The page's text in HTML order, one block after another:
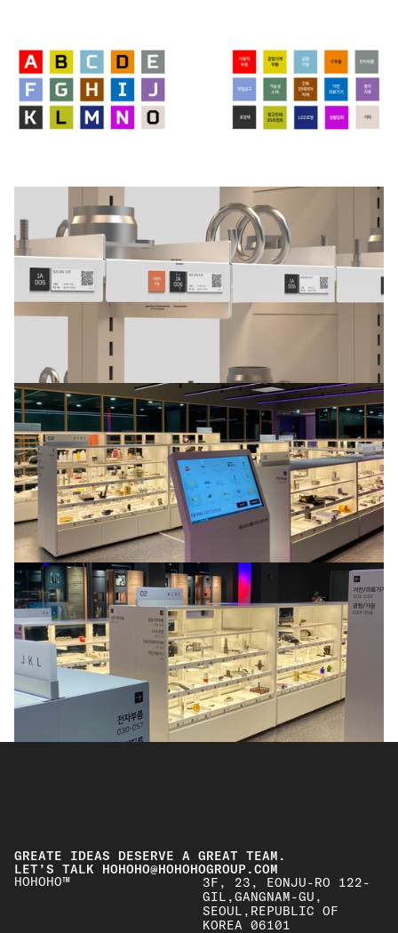
GREATE IDEAS DESERVE A GREAT TEAM.
LET’S TALK HOHOHO@HOHOHOGROUP.COM
HOHOHO™
3F, 23, EONJU-RO 122-
GIL,GANGNAM-GU,
SEOUL,REPUBLIC OF
KOREA 06101